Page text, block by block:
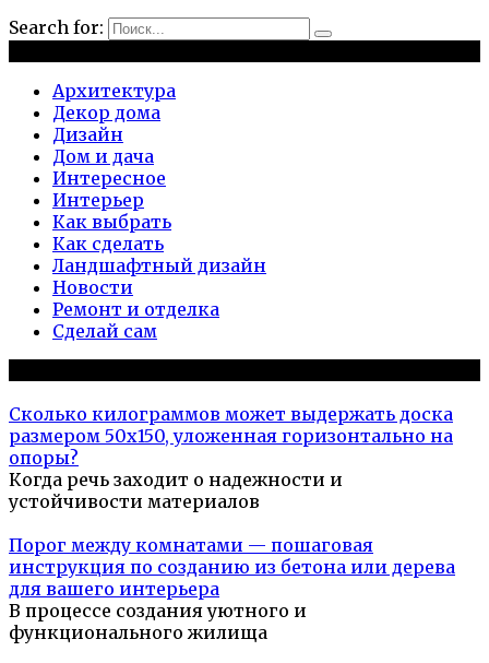
Search for:
Архитектура
Декор дома
Дизайн
Дом и дача
Интересное
Интерьер
Как выбрать
Как сделать
Ландшафтный дизайн
Новости
Ремонт и отделка
Сделай сам
Сколько килограммов может выдержать доска
размером 50х150, уложенная горизонтально на
опоры?
Когда речь заходит о надежности и
устойчивости материалов
Порог между комнатами — пошаговая
инструкция по созданию из бетона или дерева
для вашего интерьера
В процессе создания уютного и
функционального жилища